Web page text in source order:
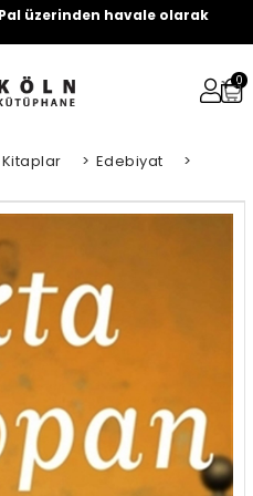
üzerinden havale olarak
0
> Edebiyat >